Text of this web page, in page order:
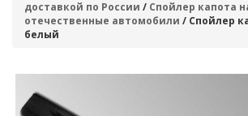
доставкой по России / Спойлер капота
отечественные автомобили / Спойлер
белый